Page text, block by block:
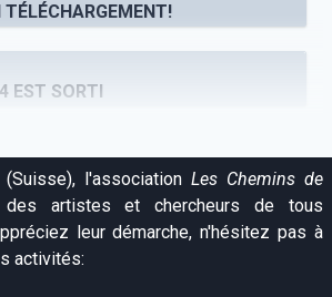
TÉLÉCHARGEMENT!
EST SORTI
l'association Les Chemins de
des artistes et chercheurs de tous
leur démarche, n'hésitez pas à
activités: